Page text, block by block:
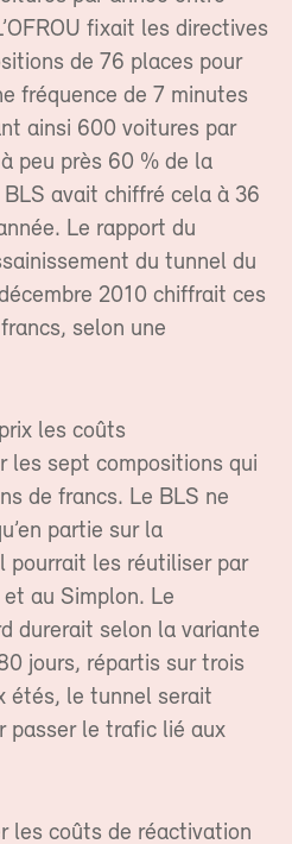
fixait les directives
de 76 places pour
fréquence de 7 minutes
ainsi 600 voitures par
peu près 60 % de la
avait chiffré cela à 36
Le rapport du
du tunnel du
2010 chiffrait ces
selon une
les coûts
les sept compositions qui
de francs. Le BLS ne
partie sur la
pourrait les réutiliser par
au Simplon. Le
durerait selon la variante
jours, répartis sur trois
étés, le tunnel serait
passer le trafic lié aux
les coûts de réactivation